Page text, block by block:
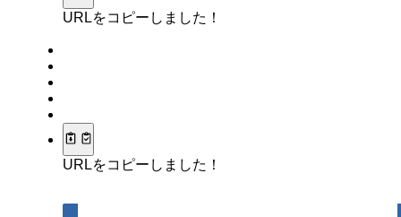
URLをコピーしました！
URLをコピーしました！